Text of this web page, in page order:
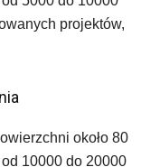
projektów,
około 80
10000 do 20000